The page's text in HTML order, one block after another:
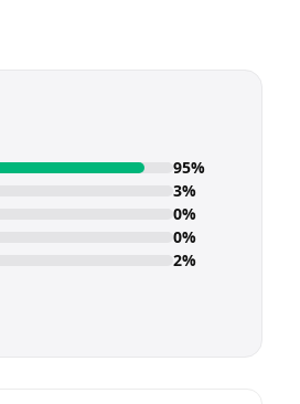
95%
3%
0%
0%
2%